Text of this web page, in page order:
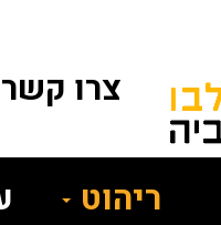
צרו קשר
ריהוט